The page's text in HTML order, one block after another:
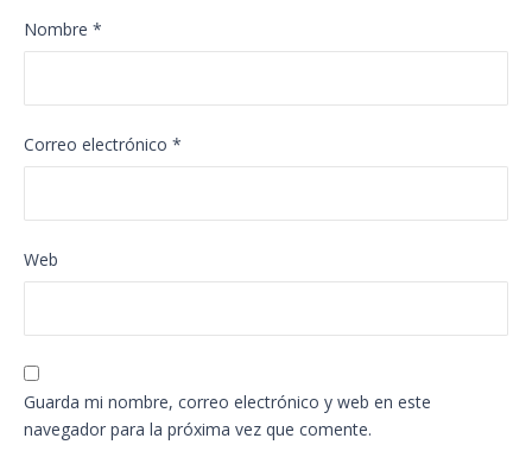
Nombre *
Correo electrónico *
Web
Guarda mi nombre, correo electrónico y web en este
navegador para la próxima vez que comente.